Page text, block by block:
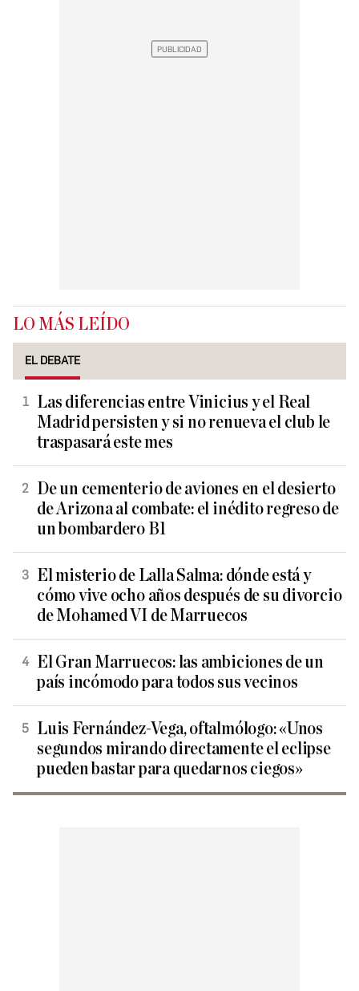
LO MÁS LEÍDO
EL DEBATE
Las diferencias entre Vinicius y el Real
Madrid persisten y si no renueva el club le
traspasará este mes
De un cementerio de aviones en el desierto
de Arizona al combate: el inédito regreso de
un bombardero B1
El misterio de Lalla Salma: dónde está y
cómo vive ocho años después de su divorcio
de Mohamed VI de Marruecos
El Gran Marruecos: las ambiciones de un
país incómodo para todos sus vecinos
Luis Fernández-Vega, oftalmólogo: «Unos
segundos mirando directamente el eclipse
pueden bastar para quedarnos ciegos»